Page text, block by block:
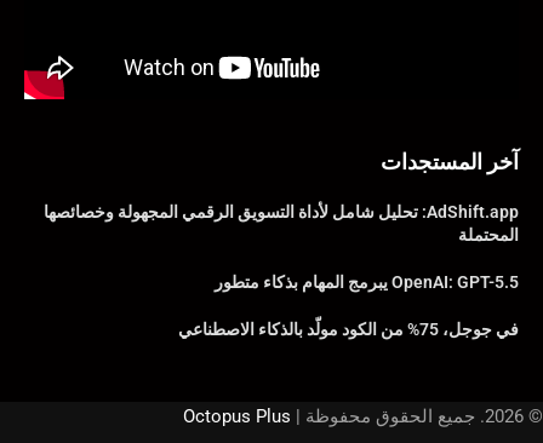
آخر المستجدات
AdShift.app: تحليل شامل لأداة التسويق الرقمي المجهولة وخصائصها
المحتملة
OpenAI: GPT-5.5 يبرمج المهام بذكاء متطور
في جوجل، 75% من الكود مولّد بالذكاء الاصطناعي
© 2026. جميع الحقوق محفوظة | Octopus Plus